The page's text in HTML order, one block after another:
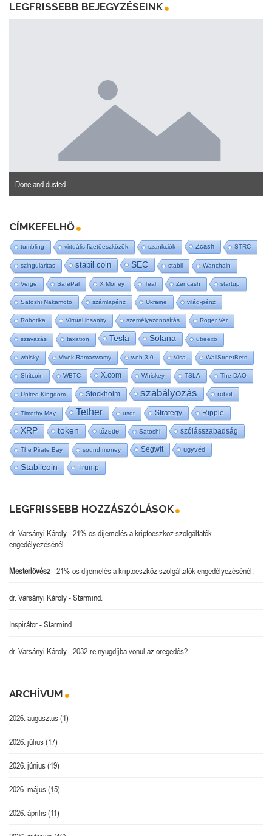
LEGFRISSEBB BEJEGYZÉSEINK
Done and dusted.
CÍMKEFELHŐ
tumbling virtuális fizetőeszközök szankciók Zcash STRC
szingularitás stabil coin SEC stabil Wanchain
Verge SafePal X Money Teal Zencash startup
Satoshi Nakamoto számlapénz Ukraine világ-pénz
Robotika Virtual insanity személyazonosítás Roger Ver
szavazás taxation Tesla Solana utreexo
whisky Vivek Ramaswamy web 3.0 Visa WallStreetBets
Shitcoin WBTC X.com Whiskey TSLA The DAO
United Kingdom Stockholm szabályozás robot
Timothy May Tether usdt Strategy Ripple
XRP token tőzsde Satoshi szólásszabadság
The Pirate Bay sound money Segwit ügyvéd
Stabilcoin Trump
LEGFRISSEBB HOZZÁSZÓLÁSOK
dr. Varsányi Károly-21%-os díjemelés a kriptoeszköz szolgáltatók
engedélyezésénél.
Mesterlövész-21%-os díjemelés a kriptoeszköz szolgáltatók engedélyezésénél.
dr. Varsányi Károly-Starmind.
Inspirátor-Starmind.
dr. Varsányi Károly-2032-re nyugdíjba vonul az öregedés?
ARCHÍVUM
2026. augusztus(1)
2026. július(17)
2026. június(19)
2026. május(15)
2026. április(11)